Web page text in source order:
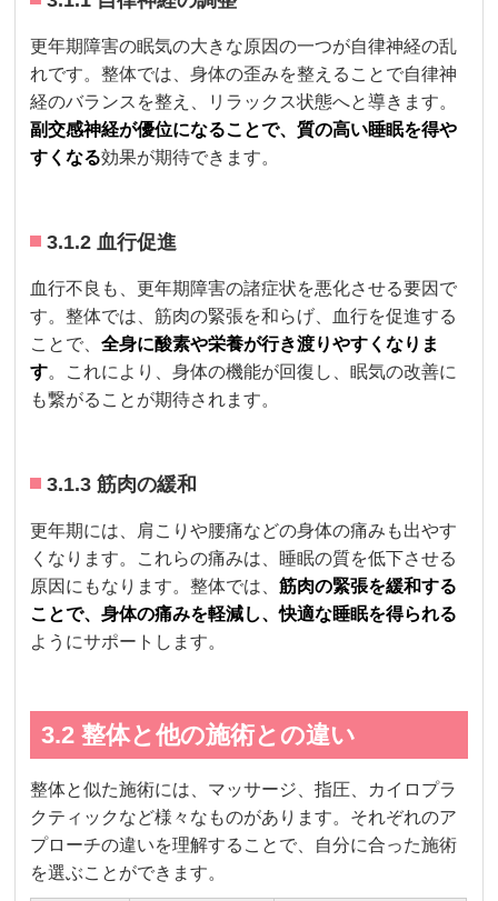
更年期障害の眠気の大きな原因の一つが自律神経の乱
れです。整体では、身体の歪みを整えることで自律神
経のバランスを整え、リラックス状態へと導きます。
副交感神経が優位になることで、質の高い睡眠を得や
すくなる効果が期待できます。
3.1.2 血行促進
血行不良も、更年期障害の諸症状を悪化させる要因で
す。整体では、筋肉の緊張を和らげ、血行を促進する
ことで、全身に酸素や栄養が行き渡りやすくなりま
す。これにより、身体の機能が回復し、眠気の改善に
も繋がることが期待されます。
3.1.3 筋肉の緩和
更年期には、肩こりや腰痛などの身体の痛みも出やす
くなります。これらの痛みは、睡眠の質を低下させる
原因にもなります。整体では、筋肉の緊張を緩和する
ことで、身体の痛みを軽減し、快適な睡眠を得られる
ようにサポートします。
3.2 整体と他の施術との違い
整体と似た施術には、マッサージ、指圧、カイロプラ
クティックなど様々なものがあります。それぞれのア
プローチの違いを理解することで、自分に合った施術
を選ぶことができます。